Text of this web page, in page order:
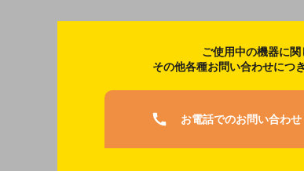
ご使用中の機器に
その他各種お問い合わせにつ
お電話でのお問い合わせ